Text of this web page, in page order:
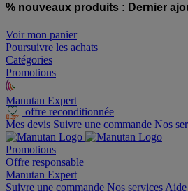
% nouveaux produits : Dernier
Voir mon panier
Poursuivre les achats
Catégories
Promotions
Manutan Expert
offre reconditionnée
Mes devis Suivre une commande Nos
Promotions
Offre responsable
Manutan Expert
Suivre une commande Nos services Aide